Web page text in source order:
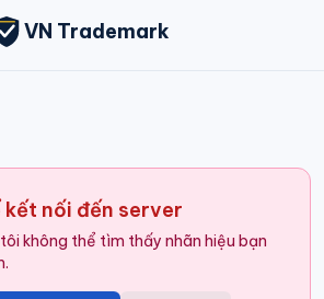
VN Trademark
kết nối đến server
không thể tìm thấy nhãn hiệu bạn